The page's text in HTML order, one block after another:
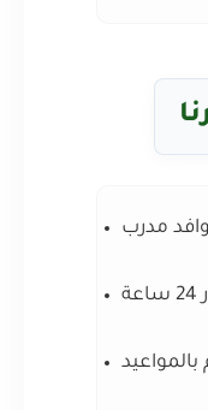
مدرب
بالمواعيد